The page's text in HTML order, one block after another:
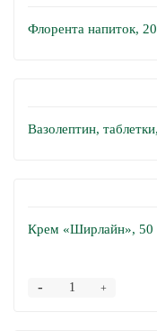
Флорента напиток,
Вазолептин,
Крем «Ширлайн», 50
+
-